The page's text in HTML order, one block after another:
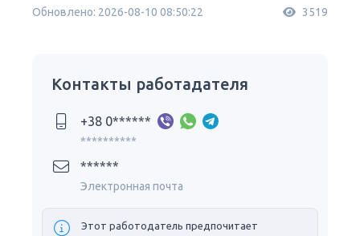
Обновлено: 2026-08-10 08:50:22 3519
Контакты работадателя
+38 0******
**********
******
Электронная почта
Этот работодатель предпочитает